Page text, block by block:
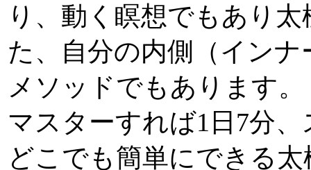
り、動く瞑想でもあり
た、自分の内側（イン
メソッドでもあります。
マスターすれば1日7分
どこでも簡単にできる